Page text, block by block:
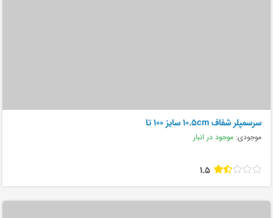
سرسمپلر شفاف 10.5cm سایز 100 تا
موجودی: موجود در انبار
1.5